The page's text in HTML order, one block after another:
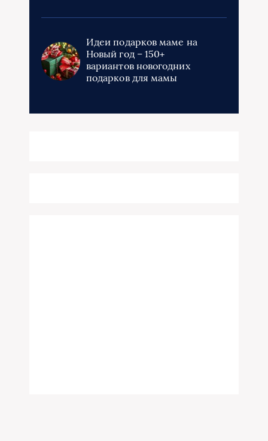
Идеи подарков маме на
Новый год – 150+
вариантов новогодних
подарков для мамы